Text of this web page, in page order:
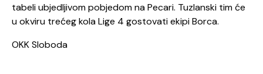
tabeli ubjedljivom pobjedom na Pecari. Tuzlanski tim će
u okviru trećeg kola Lige 4 gostovati ekipi Borca.
OKK Sloboda